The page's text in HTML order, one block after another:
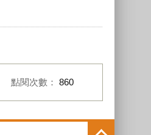
點閱次數： 860